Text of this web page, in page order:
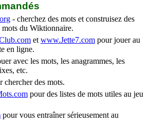
- cherchez des mots et construisez des
mots du Wiktionnaire.
et www.Jette7.com pour jouer au
en ligne.
avec les mots, les anagrammes, les
etc.
chercher des mots.
pour des listes de mots utiles au jeu
pour vous entraîner sérieusement au